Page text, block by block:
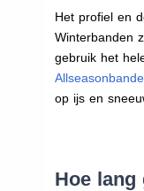
Het profiel en
Winterbanden
gebruik het
op ijs en
Hoe lang